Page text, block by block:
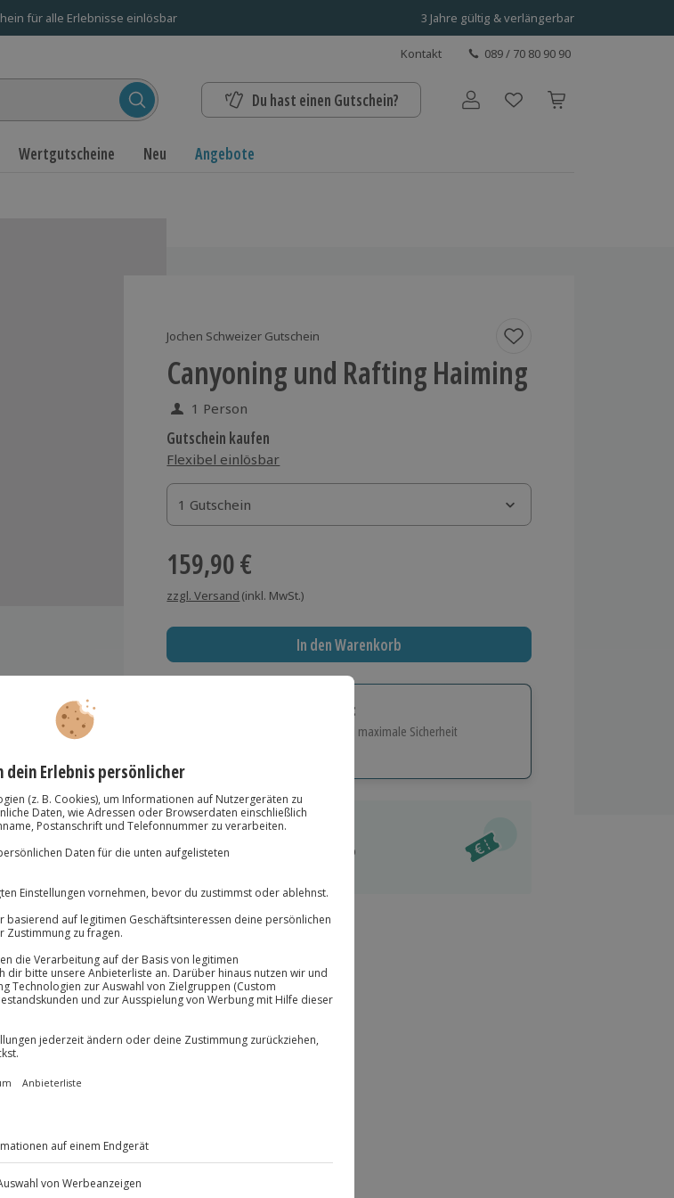
für alle Erlebnisse einlösbar 3 Jahre gültig & verlängerbar
Kontakt 089 / 70 80 90 90
Du hast einen Gutschein? Benutzerkonto
Wertgutscheine Neu Angebote
Jochen Schweizer Gutschein
Canyoning und Rafting Haiming
1 Person
Gutschein kaufen
Flexibel einlösbar
1 Gutschein
1 Gutschein
1 Gutschein
159,90 €
zzgl. Versand (inkl. MwSt.)
In den Warenkorb
Immer das richtige Geschenk:
Große Auswahl, volle Flexibilität und maximale Sicherheit
Über 9.000 Erlebnisse.
Volle Flexibilität
Jeder Gutschein für alle Erlebnisse einlösbar.
Maximale Sicherheit
-15%* Club Deal verfügbar
Direktabzug im Warenkorb
Du erhältst 79°P
Imster
komplette
Seite
das